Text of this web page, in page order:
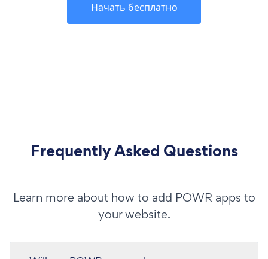
Начать бесплатно
Frequently Asked Questions
Learn more about how to add POWR apps to
your website.